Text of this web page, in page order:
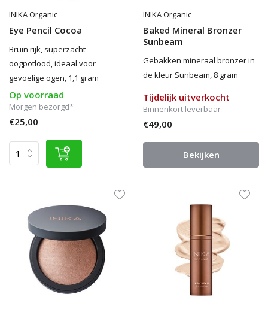
INIKA Organic
Eye Pencil Cocoa
Bruin rijk, superzacht
oogpotlood, ideaal voor
gevoelige ogen, 1,1 gram
Op voorraad
Morgen bezorgd*
€25,00
INIKA Organic
Baked Mineral Bronzer
Sunbeam
Gebakken mineraal bronzer in
de kleur Sunbeam, 8 gram
Tijdelijk uitverkocht
Binnenkort leverbaar
€49,00
Bekijken